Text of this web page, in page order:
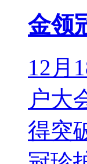
金领
12月
户大
得突